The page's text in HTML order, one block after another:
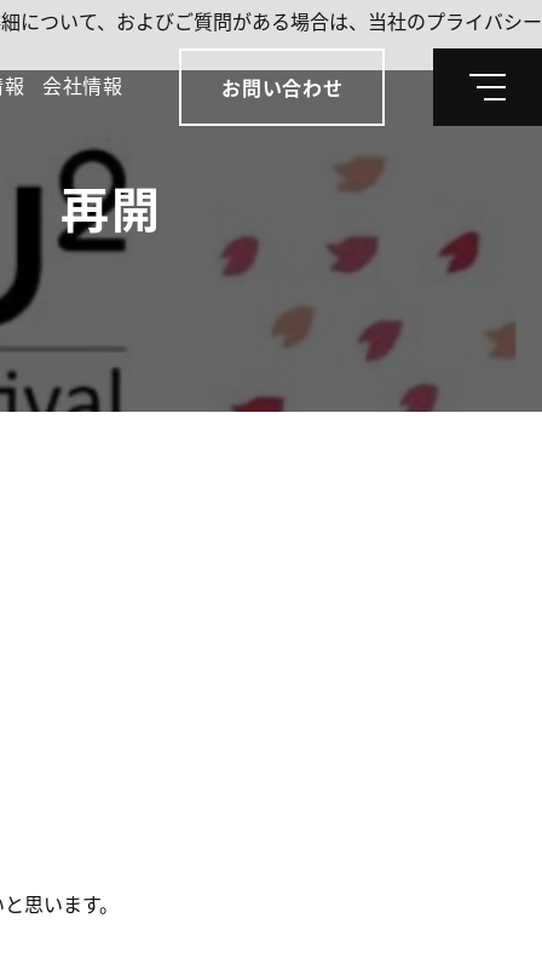
会社情報 お問い合わせ
メ
再開
思います。
について、およびご質問がある場合は、当社のプライバシー